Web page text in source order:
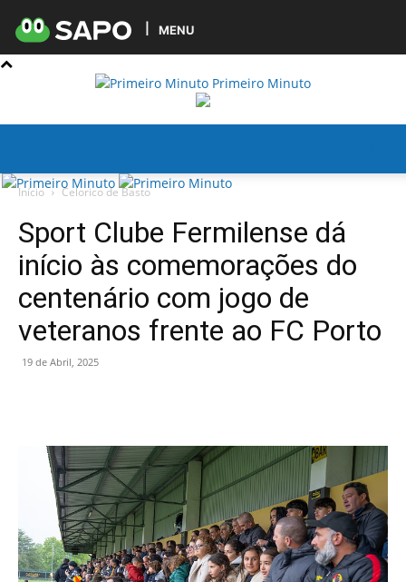
MENU
Primeiro Minuto
Início Celorico de Basto
Sport Clube Fermilense dá
início às comemorações do
centenário com jogo de
veteranos frente ao FC Porto
19 de Abril, 2025